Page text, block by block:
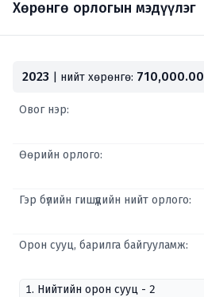
Хөрөнгө орлогын мэдүүлэг
2023 | нийт хөрөнгө: 710,000.00
Овог нэр:
Өөрийн орлого:
Гэр бүлийн гишүүдийн нийт орлого:
Орон сууц, барилга байгууламж:
1. Нийтийн орон сууц - 2